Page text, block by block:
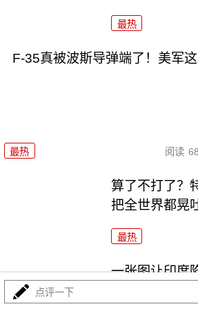
最热
F-35真被波斯导弹端了！美军
最热 阅读
算了不打了？
把全世界都晃
最热
一张图让印度
牌背后的终极
点评一下